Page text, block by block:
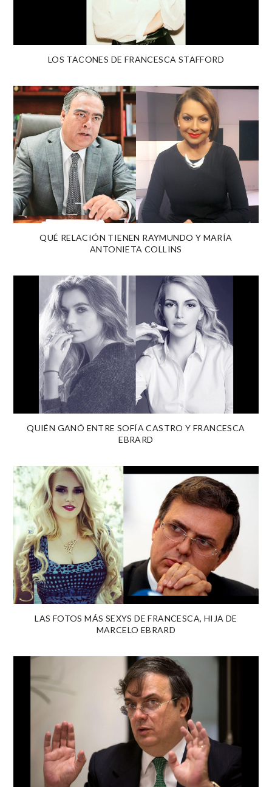
LOS TACONES DE FRANCESCA STAFFORD
QUÉ RELACIÓN TIENEN RAYMUNDO Y MARÍA
ANTONIETA COLLINS
QUIÉN GANÓ ENTRE SOFÍA CASTRO Y FRANCESCA
EBRARD
LAS FOTOS MÁS SEXYS DE FRANCESCA, HIJA DE
MARCELO EBRARD